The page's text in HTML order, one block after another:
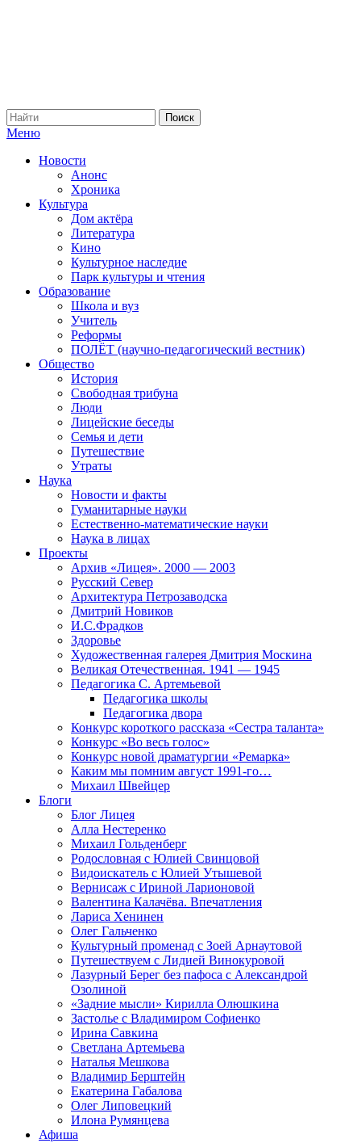
Меню
Новости
Анонс
Хроника
Культура
Дом актёра
Литература
Кино
Культурное наследие
Парк культуры и чтения
Образование
Школа и вуз
Учитель
Реформы
ПОЛЁТ (научно-педагогический вестник)
Общество
История
Свободная трибуна
Люди
Лицейские беседы
Семья и дети
Путешествие
Утраты
Наука
Новости и факты
Гуманитарные науки
Естественно-математические науки
Наука в лицах
Проекты
Архив «Лицея». 2000 — 2003
Русский Север
Архитектура Петрозаводска
Дмитрий Новиков
И.С.Фрадков
Здоровье
Художественная галерея Дмитрия Москина
Великая Отечественная. 1941 — 1945
Педагогика С. Артемьевой
Педагогика школы
Педагогика двора
Конкурс короткого рассказа «Сестра таланта»
Конкурс «Во весь голос»
Конкурс новой драматургии «Ремарка»
Каким мы помним август 1991-го…
Михаил Швейцер
Блоги
Блог Лицея
Алла Нестеренко
Михаил Гольденберг
Родословная с Юлией Свинцовой
Видоискатель с Юлией Утышевой
Вернисаж с Ириной Ларионовой
Валентина Калачёва. Впечатления
Лариса Хенинен
Олег Гальченко
Культурный променад с Зоей Арнаутовой
Путешествуем с Лидией Винокуровой
Лазурный Берег без пафоса с Александрой
Озолиной
«Задние мысли» Кирилла Олюшкина
Застолье с Владимиром Софиенко
Ирина Савкина
Светлана Артемьева
Наталья Мешкова
Владимир Берштейн
Екатерина Габалова
Олег Липовецкий
Илона Румянцева
Афиша